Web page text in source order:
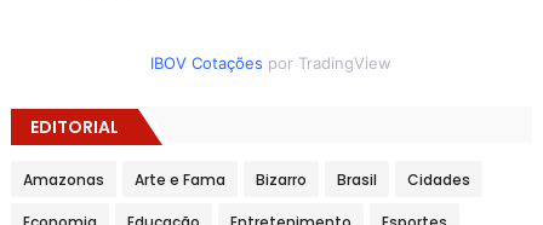
IBOV Cotações por TradingView
EDITORIAL
Amazonas Arte e Fama Bizarro Brasil Cidades